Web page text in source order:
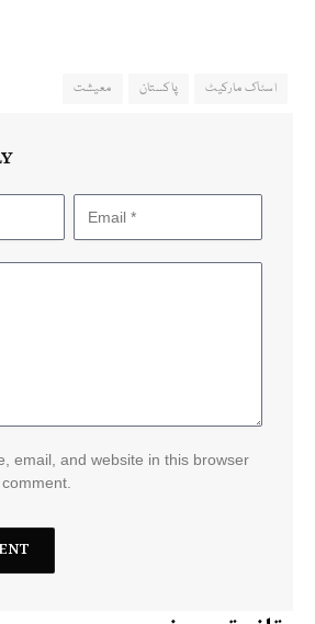
اسٹاک مارکیٹ پاکستان معیشت
email, and website in this browser